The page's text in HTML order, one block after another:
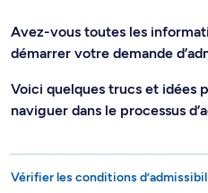
Avez-vous toutes les
démarrer votre demande
Voici quelques trucs et idées
naviguer dans le processus
Vérifier les conditions